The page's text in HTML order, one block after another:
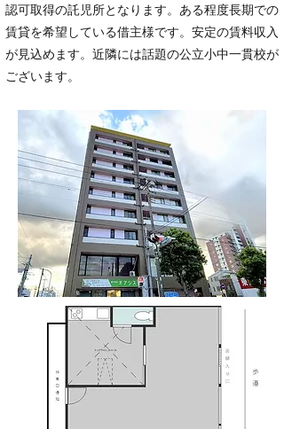
認可取得の託児所となります。ある程度長期での
賃貸を希望している借主様です。安定の賃料収入
が見込めます。近隣には話題の公立小中一貫校が
ございます。